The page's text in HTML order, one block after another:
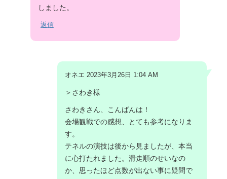
しました。
返信
オネエ 2023年3月26日 1:04 AM
＞さわき様
さわきさん、こんばんは！
会場観戦での感想、とても参考になりま
す。
テネルの演技は後から見ましたが、本当
に心打たれました。滑走順のせいなの
か、思ったほど点数が出ない事に疑問で